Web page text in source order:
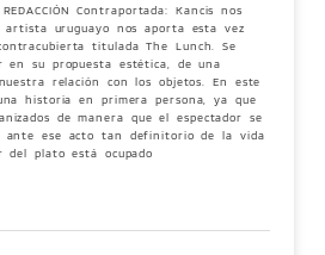
Contraportada: Kancis nos
artista uruguayo nos aporta esta vez
titulada The Lunch. Se
en su propuesta estética, de una
relación con los objetos. En este
historia en primera persona, ya que
de manera que el espectador se
ante ese acto tan definitorio de la vida
del plato está ocupado